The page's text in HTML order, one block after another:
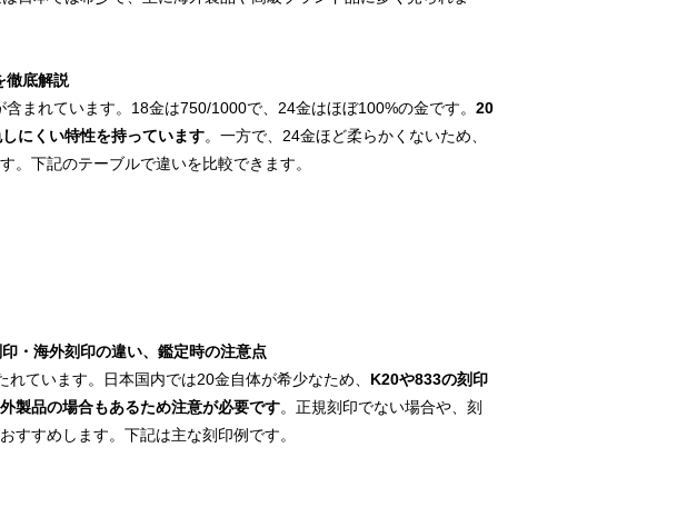
徹底解説
まれています。18金は750/1000で、24金はほぼ100%の金です。 20
にくい特性を持っています。一方で、24金ほど柔らかくないため、
。下記のテーブルで違いを比較できます。
・海外刻印の違い、鑑定時の注意点
ています。日本国内では20金自体が希少なため、 K20や833の刻印
製品の場合もあるため注意が必要です。正規刻印でない場合や、刻
すすめします。下記は主な刻印例です。